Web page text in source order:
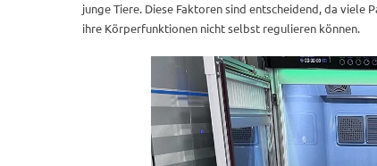
junge Tiere. Diese Faktoren sind entscheidend, da viele
ihre Körperfunktionen nicht selbst regulieren können.